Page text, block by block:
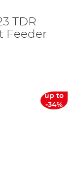
TDR
Feeder
up to
-34%